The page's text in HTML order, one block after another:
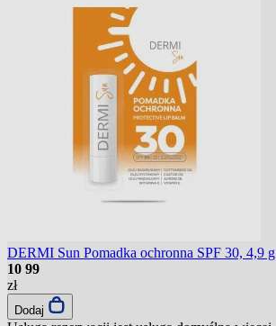
DERMI Sun Pomadka ochronna SPF 30, 4,9 g
10 99
zł
Dodaj